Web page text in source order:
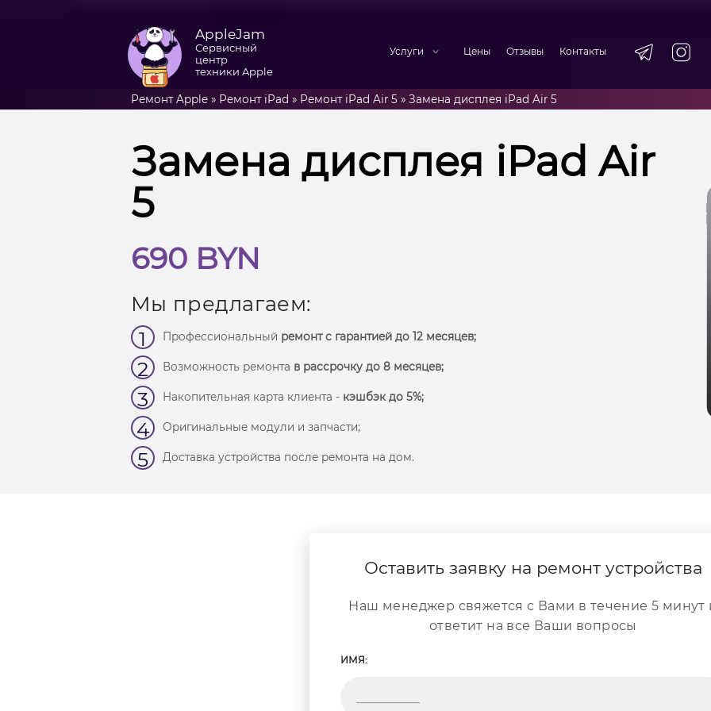
AppleJam
Сервисный
центр
техники Apple
Услуги Цены Отзывы Контакты
Ремонт Apple» Ремонт iPad » Ремонт iPad Air 5 » Замена дисплея iPad Air 5
Замена дисплея iPad Air
5
690 BYN
Мы предлагаем:
1 Профессиональный ремонт с гарантией до 12 месяцев;
2 Возможность ремонта в рассрочку до 8 месяцев;
3 Накопительная карта клиента - кэшбэк до 5%;
4 Оригинальные модули и запчасти;
5 Доставка устройства после ремонта на дом.
Оставить заявку на ремонт устройства
Наш менеджер свяжется с Вами в течение 5 минут
ответит на все Ваши вопросы
ИМЯ: